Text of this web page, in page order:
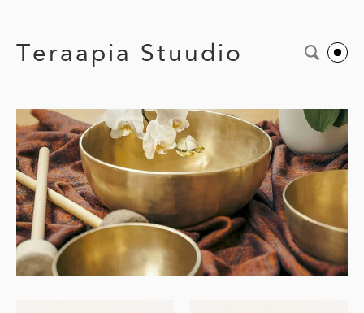
Teraapia Stuudio